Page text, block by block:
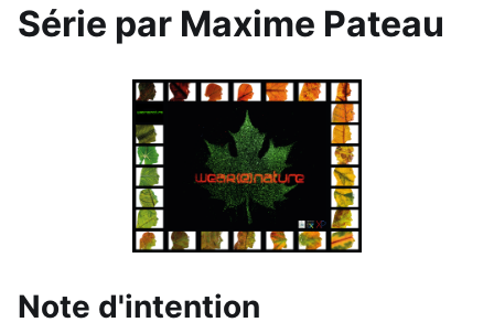
Série par Maxime Pateau
Note d'intention